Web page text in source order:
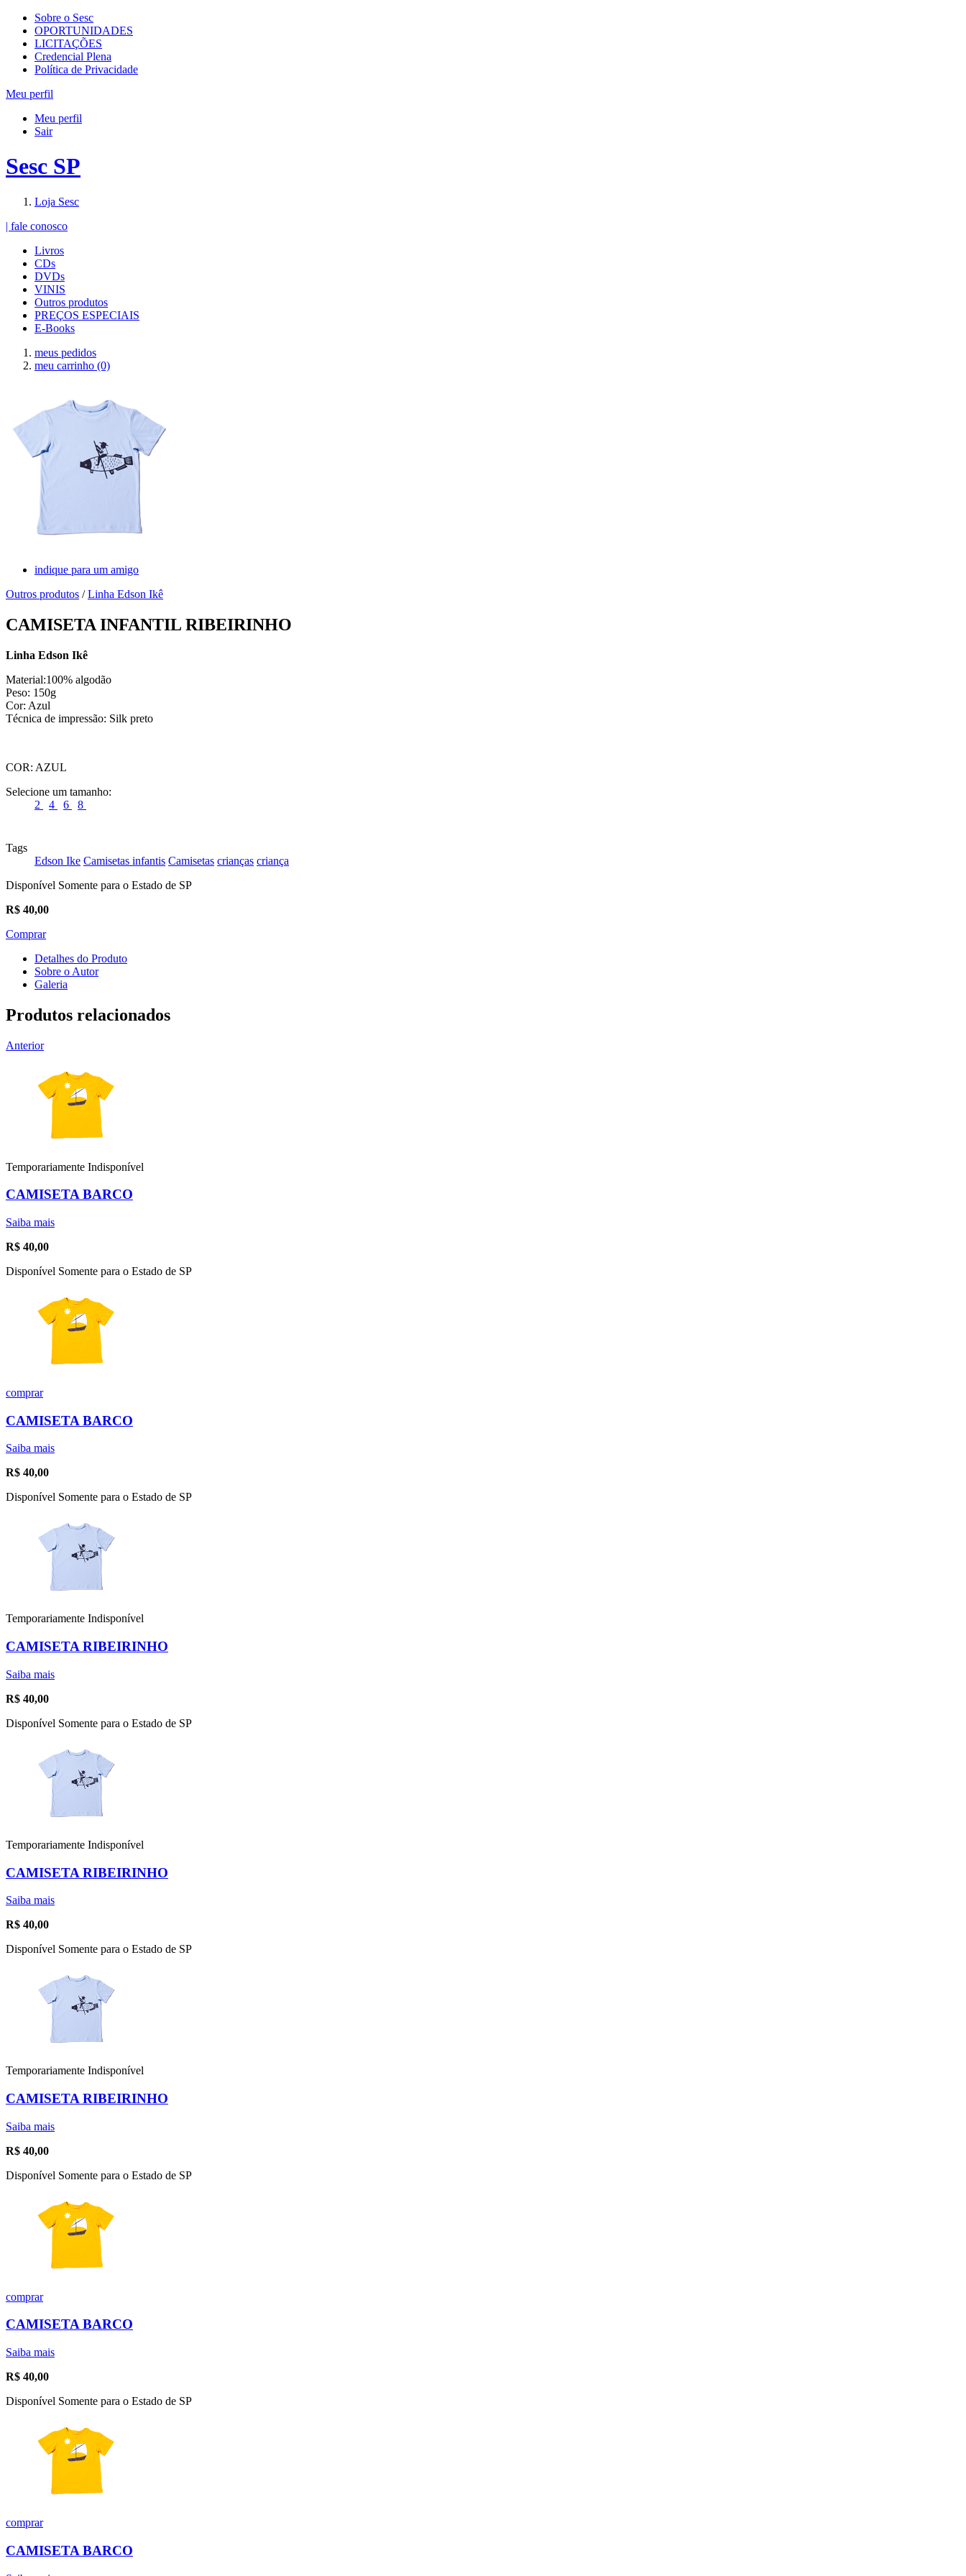
Sobre o Sesc
OPORTUNIDADES
LICITAÇÕES
Credencial Plena
Política de Privacidade
Meu perfil
Meu perfil
Sair
Sesc SP
Loja Sesc
| fale conosco
Livros
CDs
DVDs
VINIS
Outros produtos
PREÇOS ESPECIAIS
E-Books
meus pedidos
meu carrinho (0)
indique para um amigo
Outros produtos /Linha Edson Ikê
CAMISETA INFANTIL RIBEIRINHO
Linha Edson Ikê
Material:100% algodão
Peso: 150g
Cor: Azul
Técnica de impressão: Silk preto
COR: AZUL
Selecione um tamanho:
2
4 6 8
Tags
Edson Ike Camisetas infantis Camisetas crianças criança
Disponível Somente para o Estado de SP
R$ 40,00
Comprar
Detalhes do Produto
Sobre o Autor
Galeria
Produtos relacionados
Anterior
Temporariamente Indisponível
CAMISETA BARCO
Saiba mais
R$ 40,00
Disponível Somente para o Estado de SP
comprar
CAMISETA BARCO
Saiba mais
R$ 40,00
Disponível Somente para o Estado de SP
Temporariamente Indisponível
CAMISETA RIBEIRINHO
Saiba mais
R$ 40,00
Disponível Somente para o Estado de SP
Temporariamente Indisponível
CAMISETA RIBEIRINHO
Saiba mais
R$ 40,00
Disponível Somente para o Estado de SP
Temporariamente Indisponível
CAMISETA RIBEIRINHO
Saiba mais
R$ 40,00
Disponível Somente para o Estado de SP
comprar
CAMISETA BARCO
Saiba mais
R$ 40,00
Disponível Somente para o Estado de SP
comprar
CAMISETA BARCO